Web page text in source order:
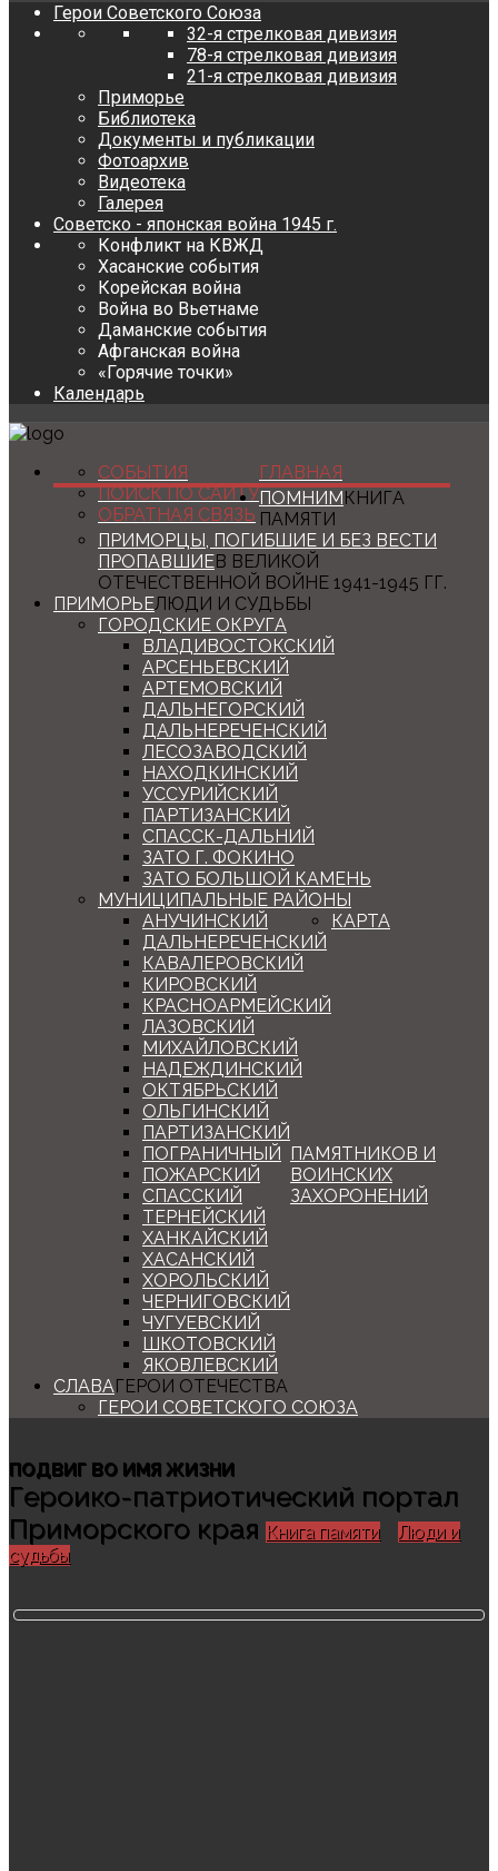
Герои Советского Союза
32-я стрелковая дивизия
78-я стрелковая дивизия
21-я стрелковая дивизия
Приморье
Библиотека
Документы и публикации
Фотоархив
Видеотека
Галерея
Советско - японская война 1945 г.
Конфликт на КВЖД
Хасанские события
Корейская война
Война во Вьетнаме
Даманские события
Афганская война
«Горячие точки»
Календарь
ГЛАВНАЯ
СОБЫТИЯ
ПОИСК ПО САЙТУ
ОБРАТНАЯ СВЯЗЬ
ПОМНИМКНИГА
ПАМЯТИ
ПРИМОРЦЫ, ПОГИБШИЕ И БЕЗ ВЕСТИ
ПРОПАВШИЕВ ВЕЛИКОЙ
ОТЕЧЕСТВЕННОЙ ВОЙНЕ 1941-1945 ГГ.
ПРИМОРЬЕЛЮДИ И СУДЬБЫ
ГОРОДСКИЕ ОКРУГА
ВЛАДИВОСТОКСКИЙ
АРСЕНЬЕВСКИЙ
АРТЕМОВСКИЙ
ДАЛЬНЕГОРСКИЙ
ДАЛЬНЕРЕЧЕНСКИЙ
ЛЕСОЗАВОДСКИЙ
НАХОДКИНСКИЙ
УССУРИЙСКИЙ
ПАРТИЗАНСКИЙ
СПАССК-ДАЛЬНИЙ
ЗАТО Г. ФОКИНО
ЗАТО БОЛЬШОЙ КАМЕНЬ
МУНИЦИПАЛЬНЫЕ РАЙОНЫ
АНУЧИНСКИЙ
ДАЛЬНЕРЕЧЕНСКИЙ
КАВАЛЕРОВСКИЙ
КИРОВСКИЙ
КРАСНОАРМЕЙСКИЙ
ЛАЗОВСКИЙ
МИХАЙЛОВСКИЙ
НАДЕЖДИНСКИЙ
ОКТЯБРЬСКИЙ
ОЛЬГИНСКИЙ
ПАРТИЗАНСКИЙ
ПОГРАНИЧНЫЙ
ПОЖАРСКИЙ
СПАССКИЙ
ТЕРНЕЙСКИЙ
ХАНКАЙСКИЙ
ХАСАНСКИЙ
ХОРОЛЬСКИЙ
ЧЕРНИГОВСКИЙ
ЧУГУЕВСКИЙ
ШКОТОВСКИЙ
ЯКОВЛЕВСКИЙ
КАРТА
ПАМЯТНИКОВ И
ВОИНСКИХ
ЗАХОРОНЕНИЙ
СЛАВАГЕРОИ ОТЕЧЕСТВА
ГЕРОИ СОВЕТСКОГО СОЮЗА
ПОДВИГ ВО ИМЯ ЖИЗНИ
Героико-патриотический портал
Приморского края Книга памяти
Люди и
судьбы